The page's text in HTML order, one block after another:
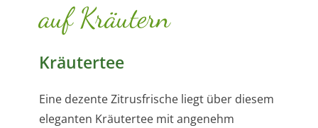
auf Kräutern
Kräutertee
Eine dezente Zitrusfrische liegt über diesem
eleganten Kräutertee mit angenehm